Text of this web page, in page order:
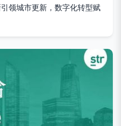
领城市更新，数字化转型赋